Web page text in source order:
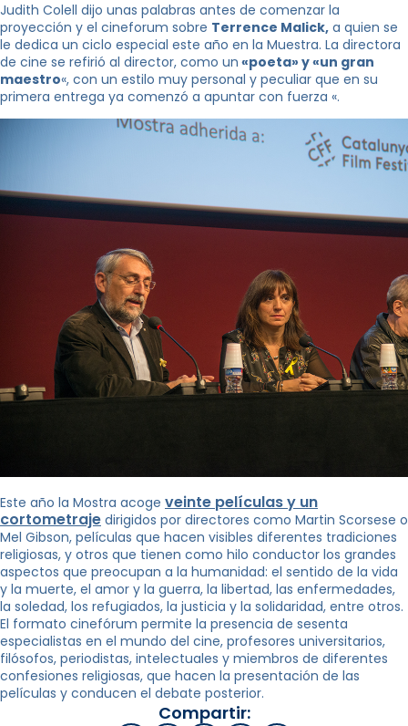
Judith Colell dijo unas palabras antes de comenzar la
proyección y el cineforum sobre Terrence Malick, a quien se
le dedica un ciclo especial este año en la Muestra. La directora
de cine se refirió al director, como un «poeta» y «un gran
maestro«, con un estilo muy personal y peculiar que en su
primera entrega ya comenzó a apuntar con fuerza «.
Este año la Mostra acoge veinte películas y un
cortometraje dirigidos por directores como Martin Scorsese o
Mel Gibson, películas que hacen visibles diferentes tradiciones
religiosas, y otros que tienen como hilo conductor los grandes
aspectos que preocupan a la humanidad: el sentido de la vida
y la muerte, el amor y la guerra, la libertad, las enfermedades,
la soledad, los refugiados, la justicia y la solidaridad, entre otros.
El formato cinefórum permite la presencia de sesenta
especialistas en el mundo del cine, profesores universitarios,
filósofos, periodistas, intelectuales y miembros de diferentes
confesiones religiosas, que hacen la presentación de las
películas y conducen el debate posterior.
Compartir: